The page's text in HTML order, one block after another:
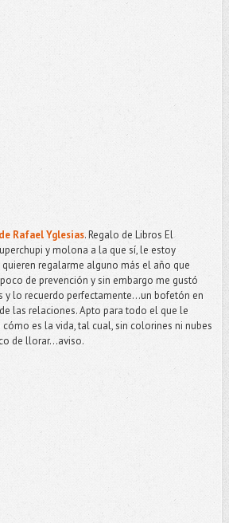
Rafael Yglesias. Regalo de Libros El
y molona a la que sí, le estoy
regalarme alguno más el año que
de prevención y sin embargo me gustó
y lo recuerdo perfectamente...un bofetón en
las relaciones. Apto para todo el que le
es la vida, tal cual, sin colorines ni nubes
de llorar…aviso.